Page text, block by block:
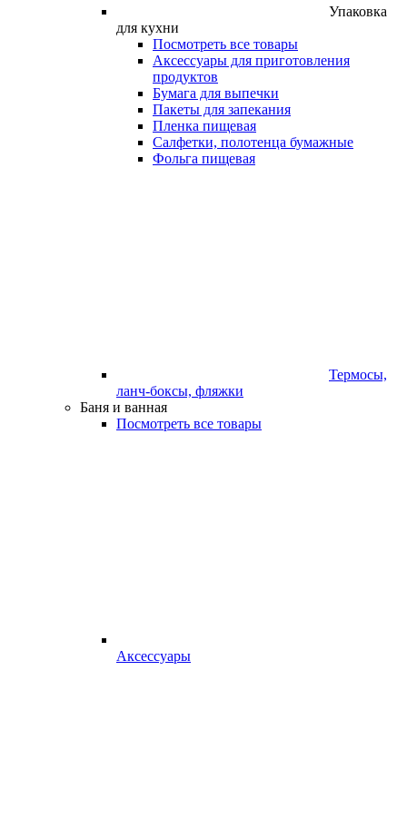
Упаковка
для кухни
Посмотреть все товары
Аксессуары для приготовления
продуктов
Бумага для выпечки
Пакеты для запекания
Пленка пищевая
Салфетки, полотенца бумажные
Фольга пищевая
Термосы,
ланч-боксы, фляжки
Баня и ванная
Посмотреть все товары
Аксессуары